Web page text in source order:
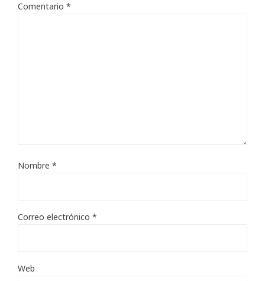
Comentario *
Nombre *
Correo electrónico *
Web